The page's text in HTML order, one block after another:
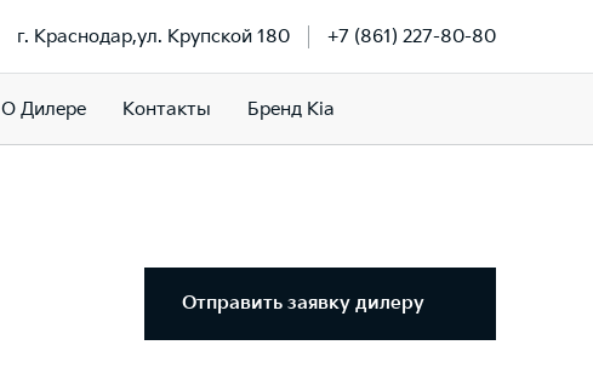
г. Краснодар,ул. Крупской 180 +7 (861) 227-80-80
О Дилере Контакты Бренд Kia
Отправить заявку дилеру